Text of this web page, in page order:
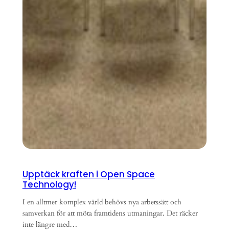
Upptäck kraften i Open Space
Technology!
I en alltmer komplex värld behövs nya arbetssätt och
samverkan för att möta framtidens utmaningar. Det räcker
inte längre med…